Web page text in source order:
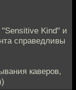
Kind" и
справедливы
каверов,